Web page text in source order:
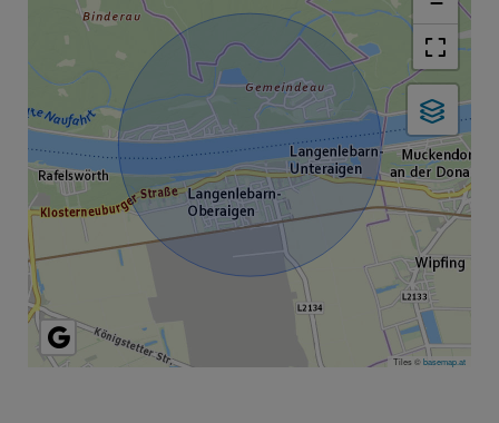
Tiles ©basemap.at